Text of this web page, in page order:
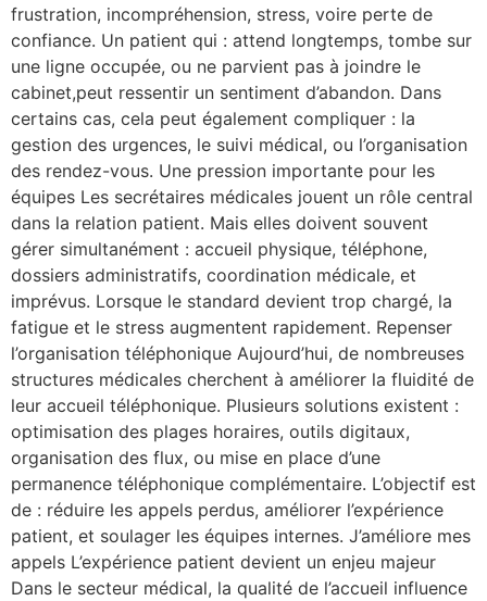
frustration, incompréhension, stress, voire perte de
confiance. Un patient qui : attend longtemps, tombe sur
une ligne occupée, ou ne parvient pas à joindre le
cabinet,peut ressentir un sentiment d’abandon. Dans
certains cas, cela peut également compliquer : la
gestion des urgences, le suivi médical, ou l’organisation
des rendez-vous. Une pression importante pour les
équipes Les secrétaires médicales jouent un rôle central
dans la relation patient. Mais elles doivent souvent
gérer simultanément : accueil physique, téléphone,
dossiers administratifs, coordination médicale, et
imprévus. Lorsque le standard devient trop chargé, la
fatigue et le stress augmentent rapidement. Repenser
l’organisation téléphonique Aujourd’hui, de nombreuses
structures médicales cherchent à améliorer la fluidité de
leur accueil téléphonique. Plusieurs solutions existent :
optimisation des plages horaires, outils digitaux,
organisation des flux, ou mise en place d’une
permanence téléphonique complémentaire. L’objectif est
de : réduire les appels perdus, améliorer l’expérience
patient, et soulager les équipes internes. J’améliore mes
appels L’expérience patient devient un enjeu majeur
Dans le secteur médical, la qualité de l’accueil influence